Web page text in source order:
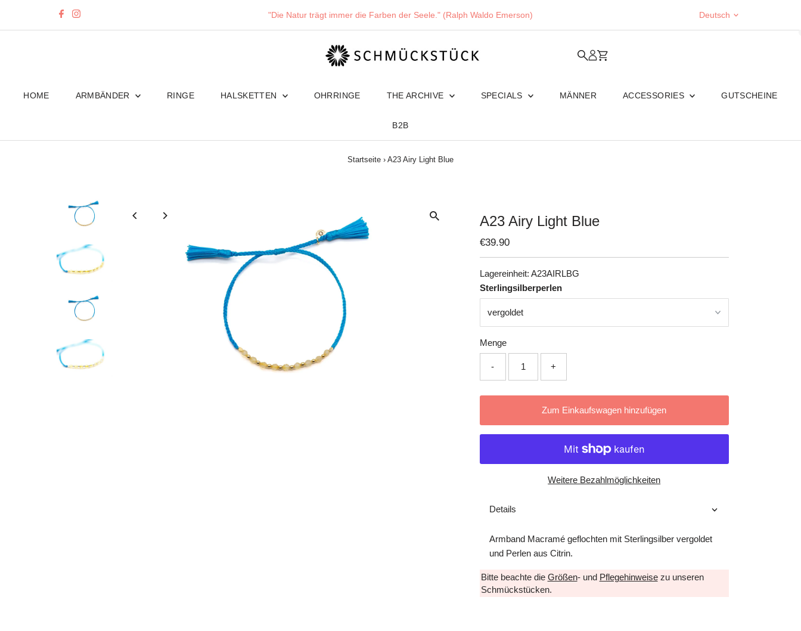
Direkt zum Inhalt "Die Natur trägt immer die Farben der Seele." (Ralph Waldo Emerson) Deutsch
HOME ARMBÄNDER RINGE HALSKETTEN OHRRINGE THE ARCHIVE SPECIALS MÄNNER ACCESSORIES GUTSCHEINE
B2B
Startseite › A23 Airy Light Blue
A23 Airy Light Blue
Regulärer
Preis
€39.90
Lagereinheit: A23AIRLBG
Sterlingsilberperlen
Menge
- +
Zum Einkaufswagen hinzufügen
Weitere Bezahlmöglichkeiten
Details
Armband Macramé geflochten mit Sterlingsilber vergoldet
und Perlen aus Citrin.
Bitte beachte die Größen- und Pflegehinweisezu unseren
Schmückstücken.